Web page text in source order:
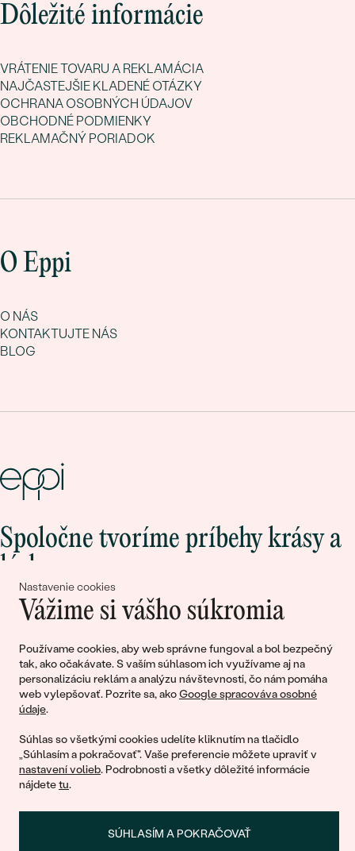
Nastavenie cookies
Vážime si vášho súkromia
Používame cookies, aby web správne fungoval a bol bezpečný
tak, ako očakávate. S vaším súhlasom ich využívame aj na
personalizáciu reklám a analýzu návštevnosti, čo nám pomáha
web vylepšovať. Pozrite sa, akoGoogle spracováva osobné
údaje.
Súhlas so všetkými cookies udelíte kliknutím na tlačidlo
„Súhlasím a pokračovať". Vaše preferencie môžete upraviť v
nastavení volieb. Podrobnosti a všetky dôležité informácie
nájdetetu.
SÚHLASÍM A POKRAČOVAŤ
Dôležité informácie
VRÁTENIE TOVARU A REKLAMÁCIA
NAJČASTEJŠIE KLADENÉ OTÁZKY
OCHRANA OSOBNÝCH ÚDAJOV
OBCHODNÉ PODMIENKY
REKLAMAČNÝ PORIADOK
O Eppi
O NÁS
KONTAKTUJTE NÁS
BLOG
Spoločne tvoríme príbehy krásy a
lásky
Pripojte sa k nám!
© 2011 - 2026, Eppi.sk